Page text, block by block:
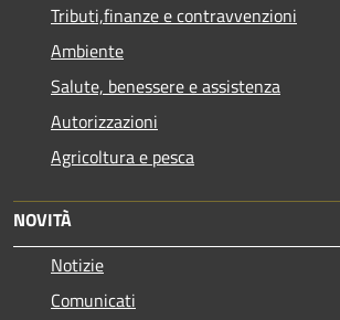
Tributi,finanze e contravvenzioni
Ambiente
Salute, benessere e assistenza
Autorizzazioni
Agricoltura e pesca
NOVITÀ
Notizie
Comunicati